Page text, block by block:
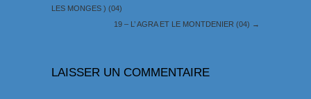
LES MONGES ) (04)
19 – L’ AGRA ET LE MONTDENIER (04) →
LAISSER UN COMMENTAIRE